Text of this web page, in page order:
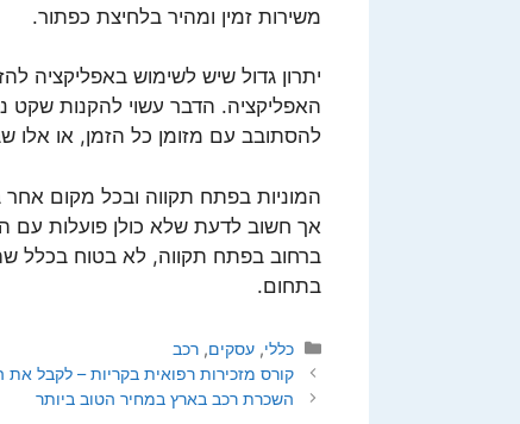
משירות זמין ומהיר בלחיצת כפתור.
יתרון גדול שיש לשימוש באפליקציה
האפליקציה. הדבר עשוי להקנות שקט
להסתובב עם מזומן כל הזמן, או אלו
המוניות בפתח תקווה ובכל מקום
אך חשוב לדעת שלא כולן פועלות עם
ברחוב בפתח תקווה, לא בטוח בכלל
בתחום.
קטגוריות
כללי,עסקים,רכב
קורס מזכירות רפואית בקריות – לקבל את
השכרת רכב בארץ במחיר הטוב ביותר